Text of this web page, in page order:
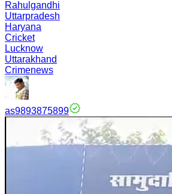
Rahulgandhi
Uttarpradesh
Haryana
Cricket
Lucknow
Uttarakhand
Crimenews
as9893875899